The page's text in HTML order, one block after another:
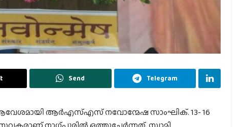
Send Telegram
ആര്‍എസ്എസ് നവോന്മേഷ സാംഘിക്. 13- 16